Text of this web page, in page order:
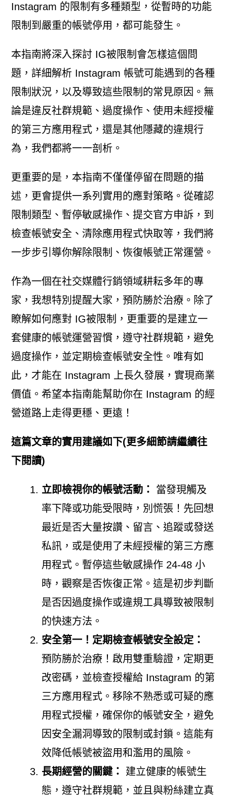
Instagram 的限制有多種類型，從暫時的功能
限制到嚴重的帳號停用，都可能發生。
本指南將深入探討 IG被限制會怎樣這個問
題，詳細解析 Instagram 帳號可能遇到的各種
限制狀況，以及導致這些限制的常見原因。無
論是違反社群規範、過度操作、使用未經授權
的第三方應用程式，還是其他隱藏的違規行
為，我們都將一一剖析。
更重要的是，本指南不僅僅停留在問題的描
述，更會提供一系列實用的應對策略。從確認
限制類型、暫停敏感操作、提交官方申訴，到
檢查帳號安全、清除應用程式快取等，我們將
一步步引導你解除限制、恢復帳號正常運營。
作為一個在社交媒體行銷領域耕耘多年的專
家，我想特別提醒大家，預防勝於治療。除了
瞭解如何應對 IG被限制，更重要的是建立一
套健康的帳號運營習慣，遵守社群規範，避免
過度操作，並定期檢查帳號安全性。唯有如
此，才能在 Instagram 上長久發展，實現商業
價值。希望本指南能幫助你在 Instagram 的經
營道路上走得更穩、更遠！
這篇文章的實用建議如下(更多細節請繼續往
下閱讀)
立即檢視你的帳號活動：
當發現觸及
率下降或功能受限時，別慌張！先回想
最近是否大量按讚、留言、追蹤或發送
私訊，或是使用了未經授權的第三方應
用程式。暫停這些敏感操作 24-48 小
時，觀察是否恢復正常。這是初步判斷
是否因過度操作或違規工具導致被限制
的快速方法。
安全第一！定期檢查帳號安全設定：
預防勝於治療！啟用雙重驗證，定期更
改密碼，並檢查授權給 Instagram 的第
三方應用程式。移除不熟悉或可疑的應
用程式授權，確保你的帳號安全，避免
因安全漏洞導致的限制或封鎖。這能有
效降低帳號被盜用和濫用的風險。
長期經營的關鍵：
建立健康的帳號生
態，遵守社群規範，並且與粉絲建立真